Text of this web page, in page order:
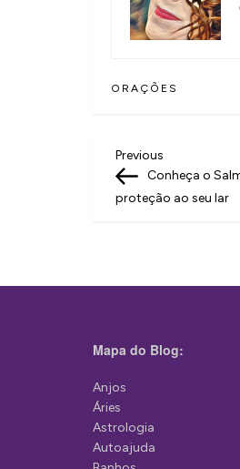
ORAÇÕES
N
a
g
ç
o
d
Previous
Post
Previous
Conheça o
proteção ao seu lar
Mapa do Blog:
Anjos
Áries
Astrologia
Autoajuda